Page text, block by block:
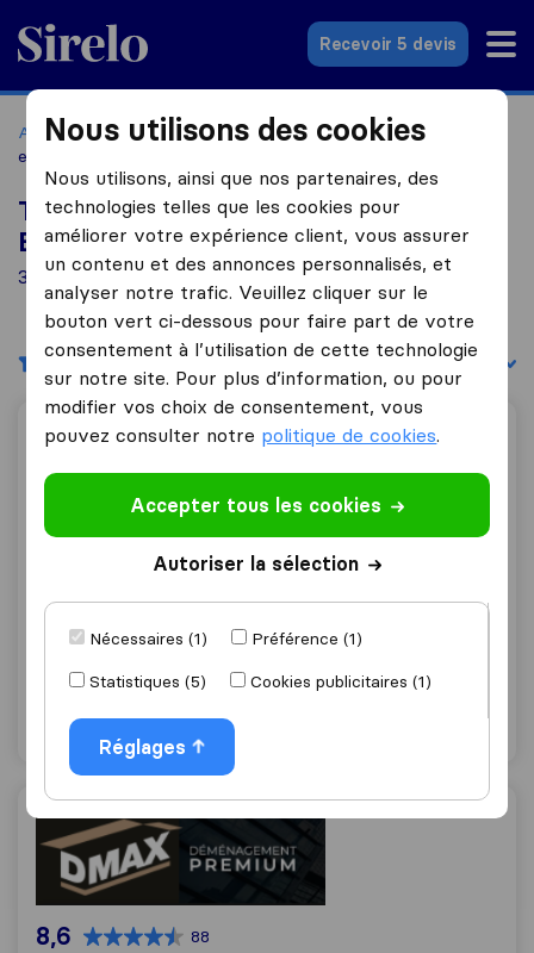
Sirelo.fr
Recevoir 5 devis
Accueil Déménageurs France
Déménageurs Chanteloup-
en-Brie
Top 10 déménageurs à Chanteloup-en-
Brie
3 déménageurs trouvés à Chanteloup-en-Brie
Filtres Trier par :
Marathon Déménagement
137
Chanteloup-en-Brie
12 mentions comme "Professionnel"
D- Max
8,6 88
Nous utilisons des cookies
Nous utilisons, ainsi que nos partenaires, des
technologies telles que les cookies pour
améliorer votre expérience client, vous assurer
un contenu et des annonces personnalisés, et
analyser notre trafic. Veuillez cliquer sur le
bouton vert ci-dessous pour faire part de votre
consentement à l’utilisation de cette technologie
sur notre site. Pour plus d’information, ou pour
modifier vos choix de consentement, vous
pouvez consulter notre politique de cookies.
Accepter tous les cookies
Autoriser la sélection
Nécessaires (1)
Préférence (1)
Statistiques (5)
Cookies publicitaires (1)
Réglages